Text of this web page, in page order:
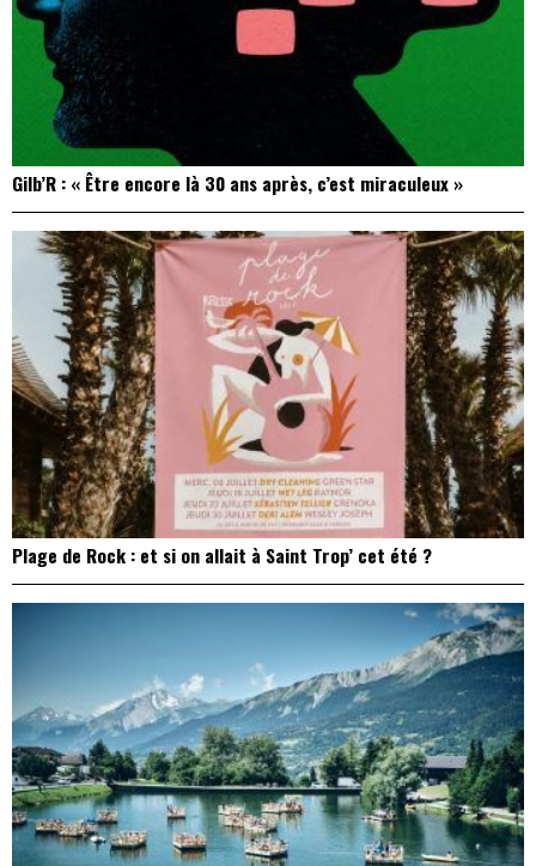
Gilb’R : « Être encore là 30 ans après, c’est miraculeux »
Plage de Rock : et si on allait à Saint Trop’ cet été ?